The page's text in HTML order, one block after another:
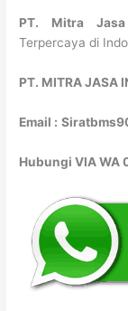
PT. Mitra
Terpercaya di
PT. MITRA JASA
Email :
Hubungi VIA WA